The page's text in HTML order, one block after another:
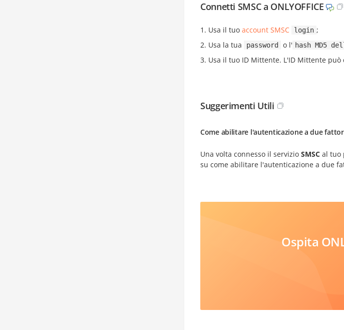
Connetti SMSC a ONLYOFFICE
Usa il tuo account SMSC login ;
Usa la tua
password o l' hash MD5
Usa il tuo ID Mittente. L'ID Mittente
Suggerimenti Utili
Come abilitare l'autenticazione a due
Una volta connesso il servizio SMSC al tuo
su come abilitare l'autenticazione a due
Ospita